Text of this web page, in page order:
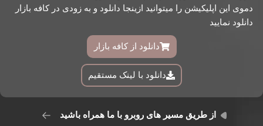
دموی این اپلیکیشن را میتوانید ازینجا دانلود و به زودی در کافه بازار
دانلود نمایید
دانلود از کافه بازار
دانلود با لینک مستقیم
از طریق مسیر های روبرو با ما همراه باشید